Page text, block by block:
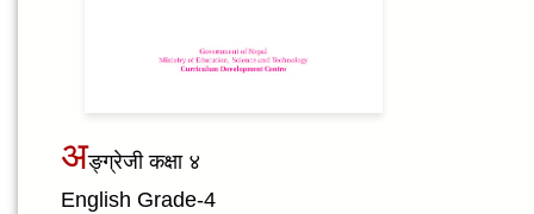
अङ्ग्रेजी कक्षा ४
English Grade-4